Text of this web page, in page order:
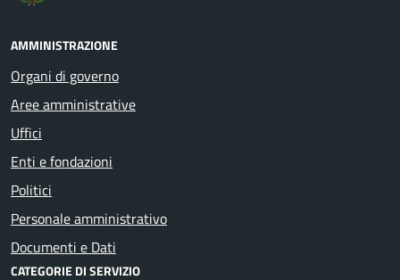
AMMINISTRAZIONE
Organi di governo
Aree amministrative
Uffici
Enti e fondazioni
Politici
Personale amministrativo
Documenti e Dati
CATEGORIE DI SERVIZIO